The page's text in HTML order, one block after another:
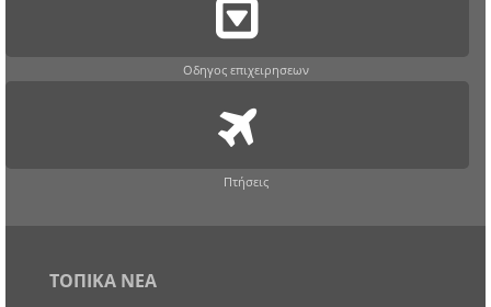
Οδηγος επιχειρησεων
Πτήσεις
ΤΟΠΙΚΑ ΝΕΑ